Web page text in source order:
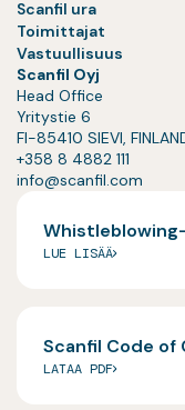
Scanfil ura
Toimittajat
Vastuullisuus
Scanfil Oyj
Head Office
Yritystie 6
FI-85410 SIEVI,
+358 8 4882 111
info@scanfil.com
LUE LISÄÄ
Scanfil Code of
LATAA PDF